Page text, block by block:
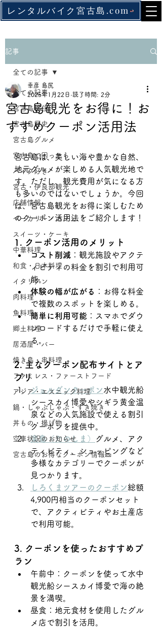
レンタルバイク宮古島.com
記事
全ての記事
宮古島移住
宮古島歴史
宮古島グルメ
宮古島で困ったら
バイク好き
宮古・伊良部観光
店舗情報
ベーカリー・カフェ
スイーツ・ケーキ
中華料理
和食・日本料理
イタリアン
肉料理
魚料理
郷土料理
居酒屋・バー
焼き鳥・串料理
ファミレス・ファーストフード
アジア・エスニック料理
鍋・しゃぶしゃぶ・すき焼き
丼もの・揚げ物
空車状況のお知らせ
宮古島のお得なクーポン情報🎫
全ての記事
宮古島観光をお得に！お
すすめクーポン活用法
幸彦 島尻
2025年1月22日 読了時間: 2分
宮古島は、美しい海や豊かな自然、
地元グルメが楽しめる人気観光地で
す。ただし、観光費用が気になる方
も多いのではないでしょうか。今回
は、宮古島観光をお得に楽しむため
のクーポン活用法をご紹介します！
1. クーポン活用のメリット
コスト削減 ：観光施設やアクテ
ィビティの料金を割引で利用可
能。
体験の幅が広がる
：お得な料金
で複数のスポットを楽しめる。
簡単に利用可能 ：スマホでダウ
ンロードするだけで手軽に使え
る。
2. 主なクーポン配布サイトとア
プリ
ジョルダンクーポン水中観光船
シースカイ博愛やシギラ黄金温
泉などの人気施設で使える割引
クーポンを提供中。
楽島（たのしま）
グルメ、アク
ティビティ、ショッピングなど
多様なカテゴリーでクーポンが
見つかります。
しろくまツアーのクーポン総額
4,900円相当のクーポンセット
で、アクティビティやお土産店
で利用可能。
3. クーポンを使ったおすすめプ
ラン
午前中：クーポンを使って水中
観光船シースカイ博愛で海の絶
景を満喫。
昼食：地元食材を使用したグル
メ店で割引を活用。